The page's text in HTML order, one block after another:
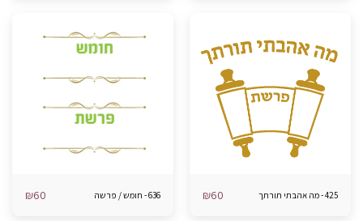
425 - מה אהבתי תורתך ₪60 636 - חומש / פרשה ₪60